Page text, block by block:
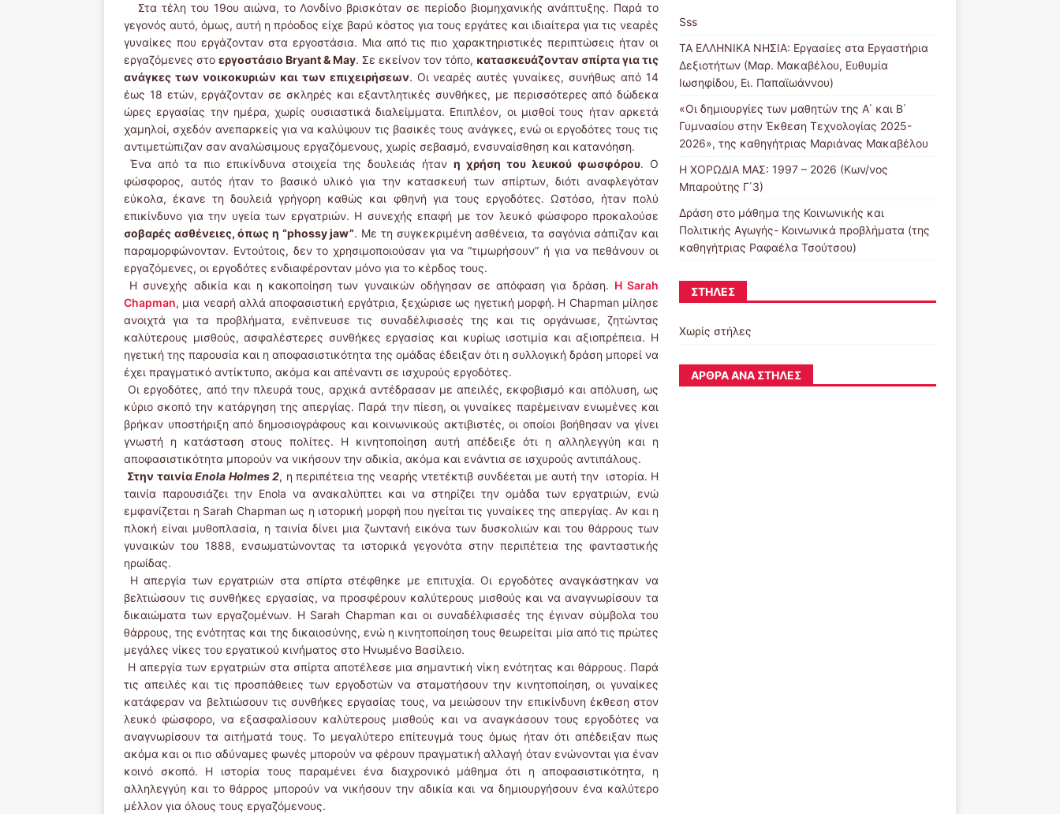
Στα τέλη του 19ου αιώνα, το Λονδίνο βρισκόταν σε περίοδο βιομηχανικής ανάπτυξης. Παρά το
γεγονός αυτό, όμως, αυτή η πρόοδος είχε βαρύ κόστος για τους εργάτες και ιδιαίτερα για τις νεαρές
γυναίκες που εργάζονταν στα εργοστάσια. Μια από τις πιο χαρακτηριστικές περιπτώσεις ήταν οι
εργαζόμενες στοεργοστάσιο Bryant & May. Σε εκείνον τον τόπο, κατασκευάζονταν σπίρτα για τις
ανάγκες των νοικοκυριών και των επιχειρήσεων. Οι νεαρές αυτές γυναίκες, συνήθως από 14
έως 18 ετών, εργάζονταν σε σκληρές και εξαντλητικές συνθήκες, με περισσότερες από δώδεκα
ώρες εργασίας την ημέρα, χωρίς ουσιαστικά διαλείμματα. Επιπλέον, οι μισθοί τους ήταν αρκετά
χαμηλοί, σχεδόν ανεπαρκείς για να καλύψουν τις βασικές τους ανάγκες, ενώ οι εργοδότες τους τις
αντιμετώπιζαν σαν αναλώσιμους εργαζόμενους, χωρίς σεβασμό, ενσυναίσθηση και κατανόηση.
Ένα από τα πιο επικίνδυνα στοιχεία της δουλειάς ήτανη χρήση του λευκού φωσφόρου. Ο
φώσφορος, αυτός ήταν το βασικό υλικό για την κατασκευή των σπίρτων, διότι αναφλεγόταν
εύκολα, έκανε τη δουλειά γρήγορη καθώς και φθηνή για τους εργοδότες. Ωστόσο, ήταν πολύ
επικίνδυνο για την υγεία των εργατριών. Η συνεχής επαφή με τον λευκό φώσφορο προκαλούσε
σοβαρές ασθένειες, όπως η “phossy jaw”. Με τη συγκεκριμένη ασθένεια, τα σαγόνια σάπιζαν και
παραμορφώνονταν. Εντούτοις, δεν το χρησιμοποιούσαν για να “τιμωρήσουν” ή για να πεθάνουν οι
εργαζόμενες, οι εργοδότες ενδιαφέρονταν μόνο για το κέρδος τους.
Η συνεχής αδικία και η κακοποίηση των γυναικών οδήγησαν σε απόφαση για δράση. Η Sarah
Chapman, μια νεαρή αλλά αποφασιστική εργάτρια, ξεχώρισε ως ηγετική μορφή. Η Chapman μίλησε
ανοιχτά για τα προβλήματα, ενέπνευσε τις συναδέλφισσές της και τις οργάνωσε, ζητώντας
καλύτερους μισθούς, ασφαλέστερες συνθήκες εργασίας και κυρίως ισοτιμία και αξιοπρέπεια. Η
ηγετική της παρουσία και η αποφασιστικότητα της ομάδας έδειξαν ότι η συλλογική δράση μπορεί να
έχει πραγματικό αντίκτυπο, ακόμα και απέναντι σε ισχυρούς εργοδότες.
Οι εργοδότες, από την πλευρά τους, αρχικά αντέδρασαν με απειλές, εκφοβισμό και απόλυση, ως
κύριο σκοπό την κατάργηση της απεργίας. Παρά την πίεση, οι γυναίκες παρέμειναν ενωμένες και
βρήκαν υποστήριξη από δημοσιογράφους και κοινωνικούς ακτιβιστές, οι οποίοι βοήθησαν να γίνει
γνωστή η κατάσταση στους πολίτες. Η κινητοποίηση αυτή απέδειξε ότι η αλληλεγγύη και η
αποφασιστικότητα μπορούν να νικήσουν την αδικία, ακόμα και ενάντια σε ισχυρούς αντιπάλους.
Στην ταινίαEnola Holmes2, η περιπέτεια της νεαρής ντετέκτιβ συνδέεται με αυτή την ιστορία. Η
ταινία παρουσιάζει την Enola να ανακαλύπτει και να στηρίζει την ομάδα των εργατριών, ενώ
εμφανίζεται η Sarah Chapman ως η ιστορική μορφή που ηγείται τις γυναίκες της απεργίας. Αν και η
πλοκή είναι μυθοπλασία, η ταινία δίνει μια ζωντανή εικόνα των δυσκολιών και του θάρρους των
γυναικών του 1888, ενσωματώνοντας τα ιστορικά γεγονότα στην περιπέτεια της φανταστικής
ηρωίδας.
Η απεργία των εργατριών στα σπίρτα στέφθηκε με επιτυχία. Οι εργοδότες αναγκάστηκαν να
βελτιώσουν τις συνθήκες εργασίας, να προσφέρουν καλύτερους μισθούς και να αναγνωρίσουν τα
δικαιώματα των εργαζομένων. Η Sarah Chapman και οι συναδέλφισσές της έγιναν σύμβολα του
θάρρους, της ενότητας και της δικαιοσύνης, ενώ η κινητοποίηση τους θεωρείται μία από τις πρώτες
μεγάλες νίκες του εργατικού κινήματος στο Ηνωμένο Βασίλειο.
Η απεργία των εργατριών στα σπίρτα αποτέλεσε μια σημαντική νίκη ενότητας και θάρρους. Παρά
τις απειλές και τις προσπάθειες των εργοδοτών να σταματήσουν την κινητοποίηση, οι γυναίκες
κατάφεραν να βελτιώσουν τις συνθήκες εργασίας τους, να μειώσουν την επικίνδυνη έκθεση στον
λευκό φώσφορο, να εξασφαλίσουν καλύτερους μισθούς και να αναγκάσουν τους εργοδότες να
αναγνωρίσουν τα αιτήματά τους. Το μεγαλύτερο επίτευγμά τους όμως ήταν ότι απέδειξαν πως
ακόμα και οι πιο αδύναμες φωνές μπορούν να φέρουν πραγματική αλλαγή όταν ενώνονται για έναν
κοινό σκοπό. Η ιστορία τους παραμένει ένα διαχρονικό μάθημα ότι η αποφασιστικότητα, η
αλληλεγγύη και το θάρρος μπορούν να νικήσουν την αδικία και να δημιουργήσουν ένα καλύτερο
μέλλον για όλους τους εργαζόμενους.
Sss
ΤΑ ΕΛΛΗΝΙΚΑ ΝΗΣΙΑ: Εργασίες στα Εργαστήρια
Δεξιοτήτων (Μαρ. Μακαβέλου, Ευθυμία
Ιωσηφίδου, Ει. Παπαϊωάννου)
«Οι δημιουργίες των μαθητών της Α΄ και Β΄
Γυμνασίου στην Έκθεση Τεχνολογίας 2025-
2026», της καθηγήτριας Μαριάνας Μακαβέλου
Η ΧΟΡΩΔΙΑ ΜΑΣ: 1997 – 2026 (Κων/νος
Μπαρούτης Γ΄3)
Δράση στο μάθημα της Κοινωνικής και
Πολιτικής Αγωγής- Κοινωνικά προβλήματα (της
καθηγήτριας Ραφαέλα Τσούτσου)
ΣΤΉΛΕΣ
Χωρίς στήλες
ΆΡΘΡΑ ΑΝΆ ΣΤΉΛΕΣ